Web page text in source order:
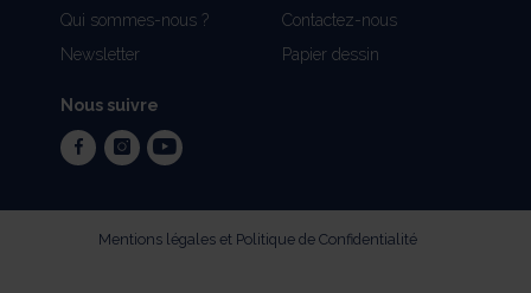
Qui sommes-nous ?
Newsletter
Contactez-nous
Papier dessin
Nous suivre
facebookinstagram
youtube
Mentions légales et Politique de Confidentialité